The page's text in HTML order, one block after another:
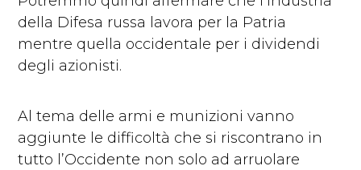
della Difesa russa lavora per la Patria
mentre quella occidentale per i dividendi
degli azionisti.
Al tema delle armi e munizioni vanno
aggiunte le difficoltà che si riscontrano in
tutto l’Occidente non solo ad arruolare